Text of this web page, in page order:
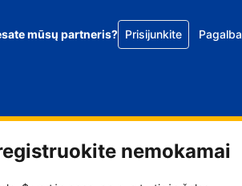
mūsų partneris? Prisijunkite Pagalba
nemokamai